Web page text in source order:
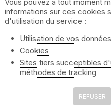
Vous pouvez à tout moment
informations sur ces cookies
d'utilisation du service :
Utilisation de vos
Cookies
Sites tiers succeptibles
méthodes de tracking
REFUSER